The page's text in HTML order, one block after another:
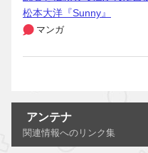
松本大洋『Sunny』
マンガ
アンテナ
関連情報へのリンク集